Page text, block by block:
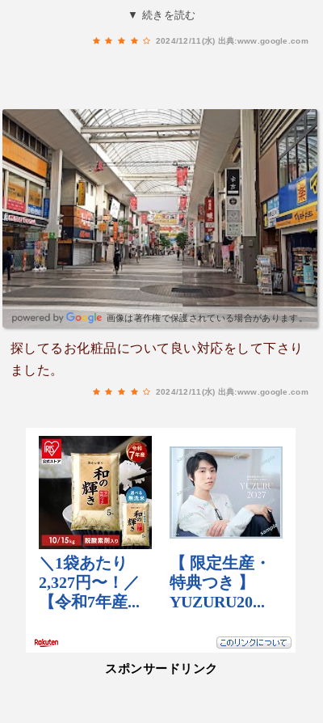
いる印象。医薬品のみならず、日用品について
▼ 続きを読む
2024/12/11(水) 出典:www.google.com
画像は著作権で保護されている場合があります。
探してるお化粧品について良い対応をして下さり
ました。
2024/12/11(水) 出典:www.google.com
スポンサードリンク